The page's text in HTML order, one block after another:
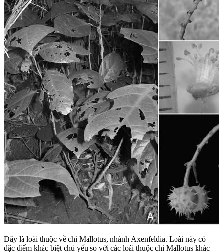
Đây là loài thuộc về chi Mallotus, nhánh Axenfeldia. Loài này có
đặc điểm khác biệt chủ yếu so với các loài thuộc chi Mallotus khác